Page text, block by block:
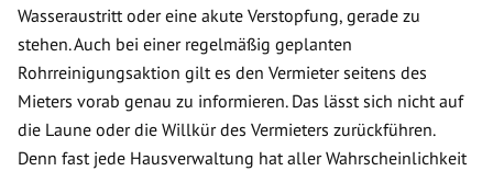
Wasseraustritt oder eine akute Verstopfung, gerade zu
stehen. Auch bei einer regelmäßig geplanten
Rohrreinigungsaktion gilt es den Vermieter seitens des
Mieters vorab genau zu informieren. Das lässt sich nicht auf
die Laune oder die Willkür des Vermieters zurückführen.
Denn fast jede Hausverwaltung hat aller Wahrscheinlichkeit